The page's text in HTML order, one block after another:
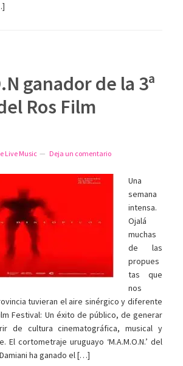
ganador de la 3ª
Ros Film
Live Music Deja un comentario
Una
semana
intensa.
Ojalá
muchas
de las
propues
tas que
nos
tuvieran el aire sinérgico y diferente
Festival: Un éxito de público, de generar
de cultura cinematográfica, musical y
El cortometraje uruguayo ‘M.A.M.O.N.’ del
ha ganado el […]